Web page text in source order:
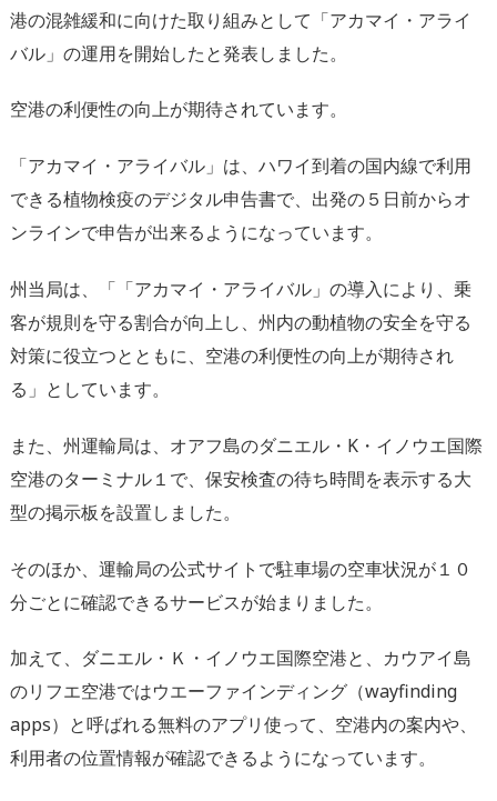
港の混雑緩和に向けた取り組みとして「アカマイ・アライ
バル」の運用を開始したと発表しました。
空港の利便性の向上が期待されています。
「アカマイ・アライバル」は、ハワイ到着の国内線で利用
できる植物検疫のデジタル申告書で、出発の５日前からオ
ンラインで申告が出来るようになっています。
州当局は、「「アカマイ・アライバル」の導入により、乗
客が規則を守る割合が向上し、州内の動植物の安全を守る
対策に役立つとともに、空港の利便性の向上が期待され
る」としています。
また、州運輸局は、オアフ島のダニエル・K・イノウエ国際
空港のターミナル１で、保安検査の待ち時間を表示する大
型の掲示板を設置しました。
そのほか、運輸局の公式サイトで駐車場の空車状況が１０
分ごとに確認できるサービスが始まりました。
加えて、ダニエル・Ｋ・イノウエ国際空港と、カウアイ島
のリフエ空港ではウエーファインディング（wayfinding
apps）と呼ばれる無料のアプリ使って、空港内の案内や、
利用者の位置情報が確認できるようになっています。